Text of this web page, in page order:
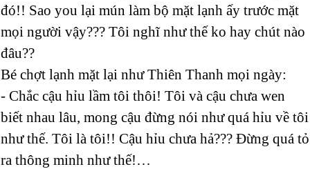
đó!! Sao you lại mún làm bộ mặt lạnh ấy trước mặt
mọi người vậy??? Tôi nghĩ như thế ko hay chút nào
đâu??
Bé chợt lạnh mặt lại như Thiên Thanh mọi ngày:
- Chắc cậu hỉu lầm tôi thôi! Tôi và cậu chưa wen
biết nhau lâu, mong cậu đừng nói như quá hỉu về tôi
như thế. Tôi là tôi!! Cậu hỉu chưa hả??? Đừng quá tỏ
ra thông minh như thế!…